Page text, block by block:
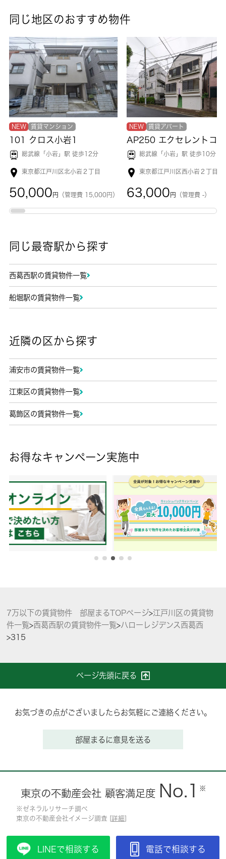
も 城南コミュニティまでお気軽にお問い合わせください。
同じ地区のおすすめ物件
NEW 賃貸マンション
101 クロス小岩1
総武線「 小岩」駅 徒歩12分
東京都江戸川区北小岩２丁目
50,000 円 （管理費 15,000円）
NEW 賃貸アパート
総武線「 小岩 」駅 徒歩10分
東京都江戸川区西小岩２丁目
63,000 円 （管理費 -）
同じ最寄駅から探す
西葛西駅の賃貸物件一覧
船堀駅の賃貸物件一覧
近隣の区から探す
浦安市の賃貸物件一覧
江東区の賃貸物件一覧
葛飾区の賃貸物件一覧
お得なキャンペーン実施中
7万以下の賃貸物件 部屋まるTOPページ>江戸川区の賃貸物
件一覧>西葛西駅の賃貸物件一覧>ハローレジデンス西葛西
>315
ページ先頭に戻る
お気づきの点がございましたらお気軽にご連絡ください。
部屋まるに意見を送る
東京の不動産会社 顧客満足度 No.1 ※
※ゼネラルリサーチ調べ
東京の不動産会社イメージ調査 [詳細]
LINEで相談する 電話で相談する